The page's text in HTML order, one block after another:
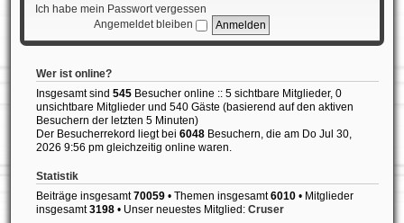
Ich habe mein Passwort vergessen
Angemeldet bleiben
Wer ist online?
Insgesamt sind 545Besucher online :: 5 sichtbare Mitglieder, 0
unsichtbare Mitglieder und 540 Gäste (basierend auf den aktiven
Besuchern der letzten 5 Minuten)
Der Besucherrekord liegt bei 6048Besuchern, die am Do Jul 30,
2026 9:56 pm gleichzeitig online waren.
Statistik
Beiträge insgesamt70059• Themen insgesamt6010• Mitglieder
insgesamt3198• Unser neuestes Mitglied: Cruser